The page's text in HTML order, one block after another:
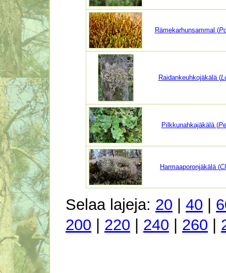
Rämekarhunsammal (
Raidankeuhkojäkälä (
Pilkkunahkajäkälä (
Harmaaporonjäkälä (
Selaa lajeja: 20 | 40 |
200 | 220 | 240 | 260 |